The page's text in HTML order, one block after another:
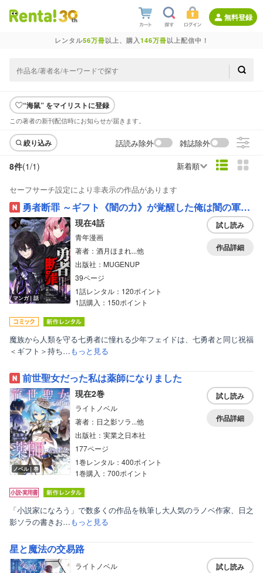
無料登録
レンタル56万冊以上、購入146万冊以上配信中！
“海鼠” をマイリストに登録
この著者の新刊配信時にお知らせが届きます。
絞り込み 話読み除外 雑誌除外
8件(1/1) 新着順
セーフサーチ設定により非表示の作品があります
勇者断罪 ～ギフト《闇の力》が覚醒した俺は闇の軍勢を率いて魔王と共に勇者と人類に復讐する～（分冊版）
マンガ｜話
現在4話
青年漫画
著者：酒月ほまれ...他
出版社：MUGENUP
39ページ
1話レンタル：120ポイント
1話購入：150ポイント
試し読み
作品詳細
魔族から人類を守る七勇者に憧れる少年フェイドは、七勇者と同じ祝福
＜ギフト＞持ち…もっと見る
前世聖女だった私は薬師になりました
ノベル｜巻
現在2巻
ライトノベル
著者：日之影ソラ...他
出版社：実業之日本社
177ページ
1巻レンタル：400ポイント
1巻購入：700ポイント
試し読み
作品詳細
「小説家になろう」で数多くの作品を執筆し大人気のラノベ作家、日之
影ソラの書きお…もっと見る
星と魔法の交易路
ライトノベル
試し読み